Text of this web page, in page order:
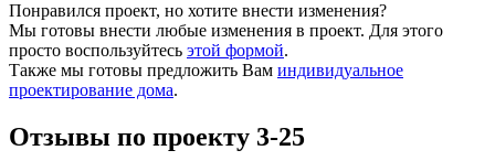
Понравился проект, но хотите внести изменения?
Мы готовы внести любые изменения в проект. Для этого
просто воспользуйтесь этой формой.
Также мы готовы предложить Вам индивидуальное
проектирование дома.
Отзывы по проекту 3-25